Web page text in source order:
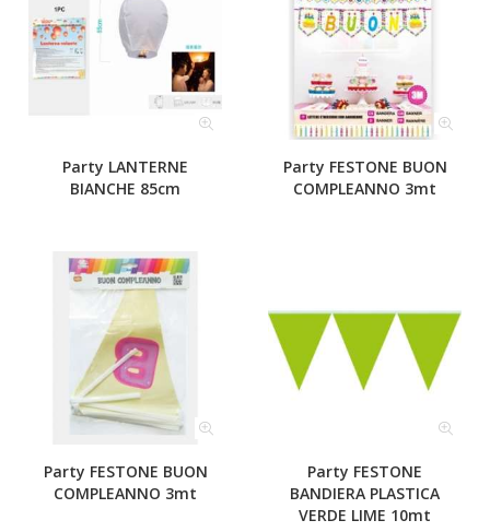
Party LANTERNE
BIANCHE 85cm
Party FESTONE BUON
COMPLEANNO 3mt
Party FESTONE BUON
COMPLEANNO 3mt
Party FESTONE
BANDIERA PLASTICA
VERDE LIME 10mt